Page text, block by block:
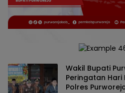
Wakil Bupati
Peringatan
Polres